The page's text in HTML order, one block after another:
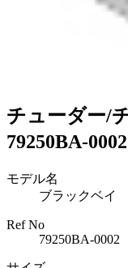
チューダー/
79250BA-
モデル名
ブラックベイ
Ref No
79250BA-0002